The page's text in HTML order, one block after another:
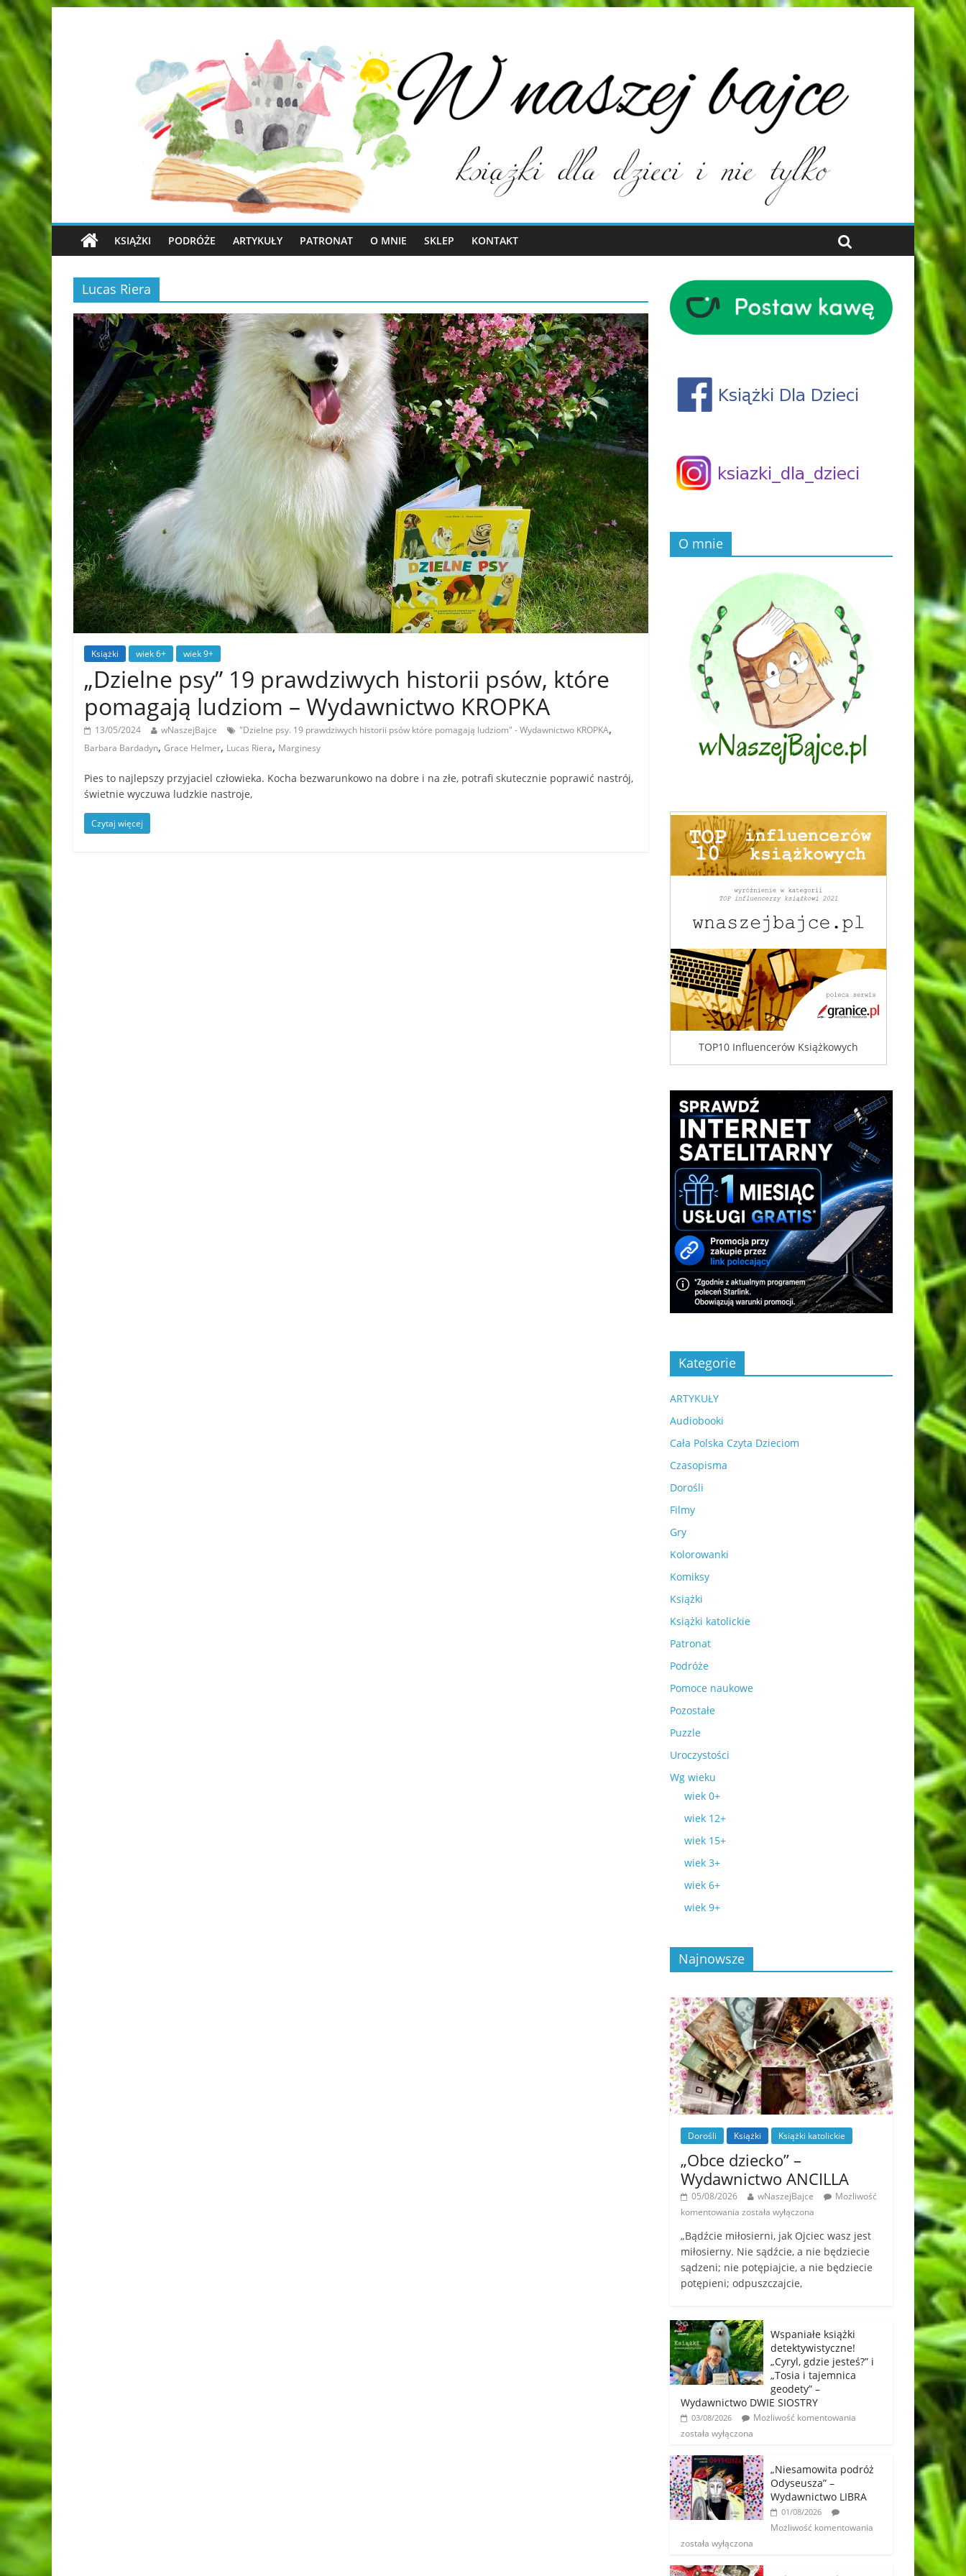
KSIĄŻKI PODRÓŻE ARTYKUŁY PATRONAT O MNIE SKLEP KONTAKT
Lucas Riera
Książki wiek 6+ wiek 9+
„Dzielne psy” 19 prawdziwych historii psów, które
pomagają ludziom – Wydawnictwo KROPKA
13/05/2024 wNaszejBajce "Dzielne psy. 19 prawdziwych historii psów które pomagają ludziom" - Wydawnictwo KROPKA,
Barbara Bardadyn, Grace Helmer, Lucas Riera, Marginesy
Pies to najlepszy przyjaciel człowieka. Kocha bezwarunkowo na dobre i na złe, potrafi skutecznie poprawić nastrój,
świetnie wyczuwa ludzkie nastroje,
Czytaj więcej
O mnie
TOP10 Influencerów Książkowych
Kategorie
ARTYKUŁY
Audiobooki
Cała Polska Czyta Dzieciom
Czasopisma
Dorośli
Filmy
Gry
Kolorowanki
Komiksy
Książki
Książki katolickie
Patronat
Podróże
Pomoce naukowe
Pozostałe
Puzzle
Uroczystości
Wg wieku
wiek 0+
wiek 12+
wiek 15+
wiek 3+
wiek 6+
wiek 9+
Najnowsze
Dorośli Książki Książki katolickie
„Obce dziecko” –
Wydawnictwo ANCILLA
05/08/2026 wNaszejBajce
Możliwość
komentowania została wyłączona
„Bądźcie miłosierni, jak Ojciec wasz jest
miłosierny. Nie sądźcie, a nie będziecie
sądzeni; nie potępiajcie, a nie będziecie
potępieni; odpuszczajcie,
Wspaniałe książki
detektywistyczne!
„Cyryl, gdzie jesteś?” i
„Tosia i tajemnica
geodety” –
Wydawnictwo DWIE SIOSTRY
03/08/2026
Możliwość komentowania
została wyłączona
„Niesamowita podróż
Odyseusza” –
Wydawnictwo LIBRA
01/08/2026
Możliwość komentowania
została wyłączona